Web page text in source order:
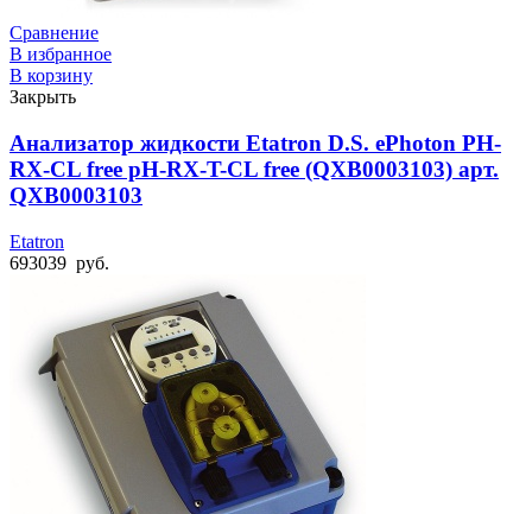
Сравнение
В избранное
В корзину
Закрыть
Анализатор жидкости Etatron D.S. ePhoton PH-
RX-CL free pH-RX-T-CL free (QXB0003103) арт.
QXB0003103
Etatron
693039 руб.